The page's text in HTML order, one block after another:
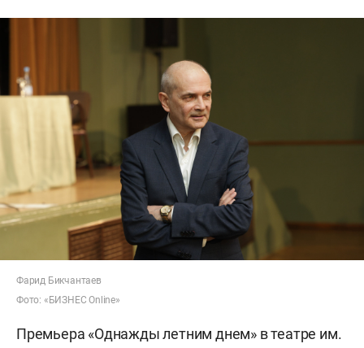
Фарид Бикчантаев
Фото: «БИЗНЕС Online»
Премьера «Однажды летним днем» в театре им.